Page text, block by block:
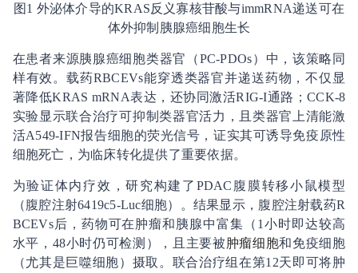
图1 外泌体介导的KRAS反义寡核苷酸与immRNA递送可在
体外抑制胰腺癌细胞生长
在患者来源胰腺癌细胞类器官（PC-PDOs）中，该策略同
样有效。载药RBCEVs能穿透类器官并递送药物，不仅显
著降低KRAS mRNA表达，还协同激活RIG-I通路；CCK-8
实验显示联合治疗可抑制类器官活力，且类器官上清能激
活A549-IFN报告细胞的荧光信号，证实其可诱导免疫原性
细胞死亡，为临床转化提供了重要依据。
为验证体内疗效，研究构建了PDAC腹膜转移小鼠模型
（腹腔注射6419c5-Luc细胞）。结果显示，腹腔注射载药R
BCEVs后，药物可在肿瘤和胰腺中富集（1小时即达较高
水平，48小时仍可检测），且主要被 肿瘤细胞和免疫细胞
（尤其是巨噬细胞）摄取。联合治疗组在第12天即可将肿